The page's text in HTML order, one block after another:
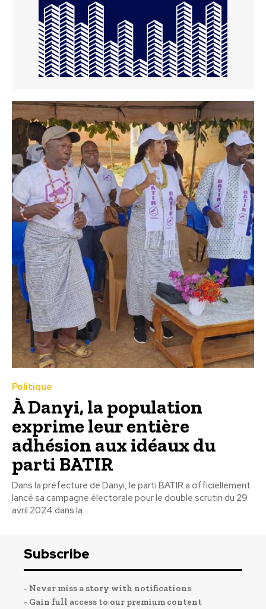
Politique
À Danyi, la population
exprime leur entière
adhésion aux idéaux du
parti BATIR
Dans la préfecture de Danyi, le parti BATIR a officiellement
lancé sa campagne électorale pour le double scrutin du 29
avril 2024 dans la...
Subscribe
- Never miss a story with notifications
- Gain full access to our premium content